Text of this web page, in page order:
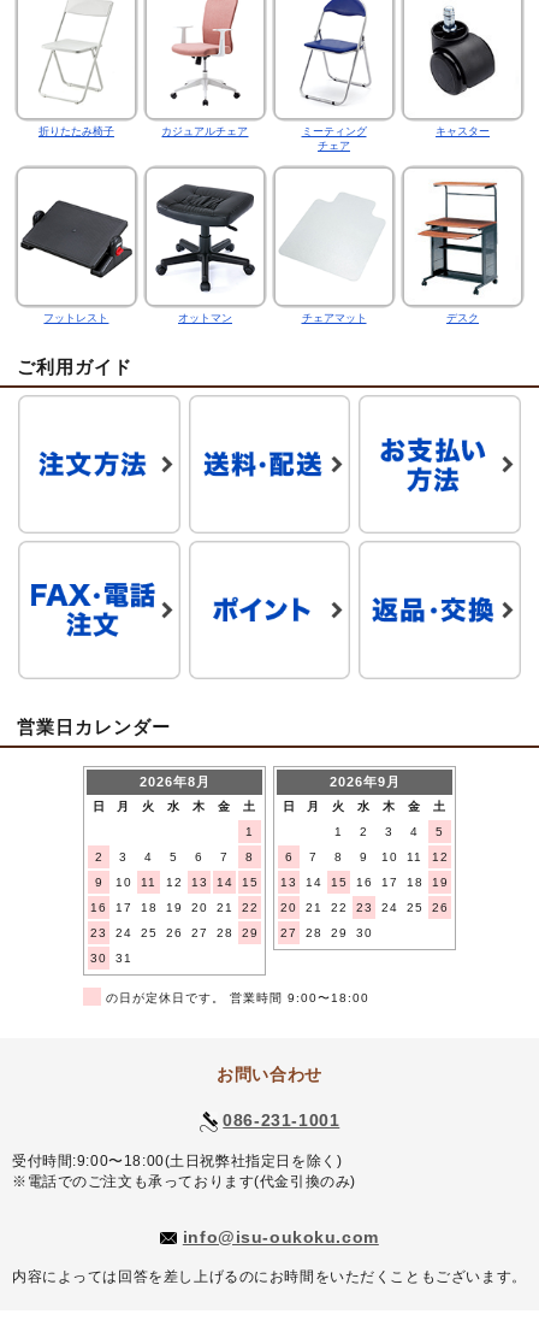
折りたたみ椅子 カジュアルチェア
ミーティング
チェア
キャスター
フットレスト オットマン チェアマット デスク
ご利用ガイド
営業日カレンダー
2026年8月
日 月 火 水 木 金
土
1
2
3 4 5 6 7
8
9
10 11 12 13 14
15
16
17 18 19 20 21
22
23
24 25 26 27 28
29
30
31
2026年9月
日 月 火 水 木 金
土
1
2 3 4
5
6
7 8 9 10 11
12
13
14 15 16 17 18
19
20
21 22 23 24 25
26
27
28 29 30
の日が定休日です。 営業時間 9:00〜18:00
お問い合わせ
086-231-1001
受付時間:9:00〜18:00(土日祝弊社指定日を除く)
※電話でのご注文も承っております(代金引換のみ)
info@isu-oukoku.com
内容によっては回答を差し上げるのにお時間をいただくこともございます。